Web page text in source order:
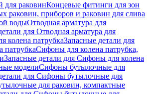
для раковинКонцевые фитинги для зон
раковин, приборов и раковин для слива
водыОтводная арматура для
для Отводная арматура для
колена патрубкаЗапасные детали для
патрубкаСифоны для колена патрубка,
Запасные детали для Сифоны для колена
моделиСифоны бутылочные для
для Сифоны бутылочные для
для раковин, компактные